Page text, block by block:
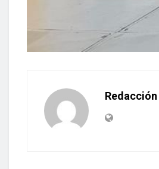
Redacción